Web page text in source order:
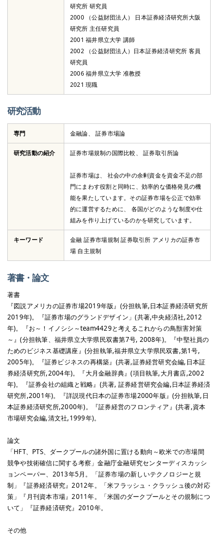
研究所 研究員
2000 （公益財団法人） 日本証券経済研究所大阪
研究所 主任研究員
2001 福井県立大学 講師
2002 （公益財団法人）日本証券経済研究所 客員
研究員
2006 福井県立大学 准教授
2021 現職
研究活動
専門 金融論、 証券市場論
研究活動の紹介 証券市場規制の国際比較、 証券取引所論
証券市場は、 社会の中の余剰資金を資金不足の部
門にまわす役割と同時に、効率的な価格発見の機
能を果たしています。その証券市場を公正で効率
的に運営するために、 各国がどのような制度や仕
組みを作り上げているのかを研究しています。
キーワード
金融 証券市場規制 証券取引所 アメリカの証券市
場 自主規制
著書・論文
著書
『図説アメリカの証券市場2019年版』(分担執筆,日本証券経済研究所
2019年)。『証券市場のグランドデザイン」(共著,中央経済社,2012
年)。『お～！イノシシ～team4429と考えるこれからの鳥獣害対策
～』(分担執筆、福井県立大学県民双書第7号, 2008年)。『中堅社員の
ためのビジネス基礎講座』(分担執筆,福井県立大学県民双書,第1号,
2005年)。『証券ビジネスの再構築』(共著,証券経営研究会編,日本証
券経済研究所,2004年)。『大月金融辞典』(項目執筆,大月書店,2002
年)。『証券会社の組織と戦略』(共著, 証券経営研究会編,日本証券経済
研究所,2001年)。『詳説現代日本の証券市場2000年版』(分担執筆,日
本証券経済研究所,2000年)。『証券経営のフロンティア』(共著,資本
市場研究会編,清文社,1999年)。
論文
「HFT、PTS、ダークプールの諸外国に置ける動向～欧米での市場間
競争や技術確信に関する考察」金融庁金融研究センターディスカッシ
ョンペーパー、2013年5月。「証券市場の新しいテクノロジーと規
制」『証券経済研究』2012年。「米フラッシュ・クラッシュ後の対応
策」『月刊資本市場』2011年。「米国のダークプールとその規制につ
いて」『証券経済研究』2010年。
その他